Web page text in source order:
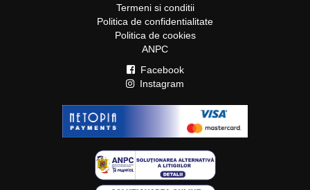
Termeni si conditii
Politica de confidentialitate
Politica de cookies
ANPC
Facebook
Instagram